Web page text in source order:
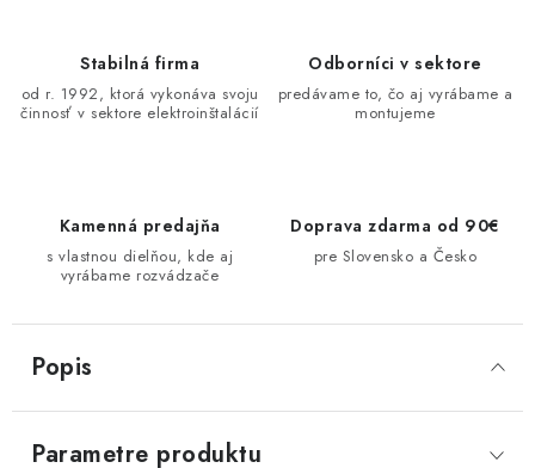
VÝPREDAJ
Reklamačný poriadok
Stabilná firma
od r. 1992, ktorá vykonáva svoju
činnosť v sektore elektroinštalácií
Odborníci v sektore
predávame to, čo aj vyrábame a
montujeme
Kamenná predajňa
s vlastnou dielňou, kde aj
vyrábame rozvádzače
Doprava zdarma od 90€
pre Slovensko a Česko
Popis
Parametre produktu